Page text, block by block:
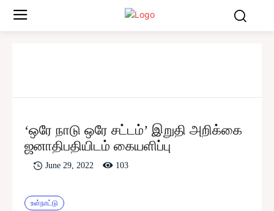
‘ஒரே நாடு ஒரே சட்டம்’ இறுதி அறிக்கை
ஜனாதிபதியிடம் கையளிப்பு
June 29, 2022 103
உள்நாட்டு